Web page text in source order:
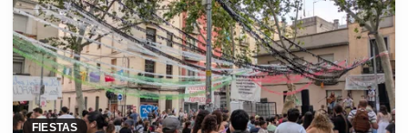
FIESTAS